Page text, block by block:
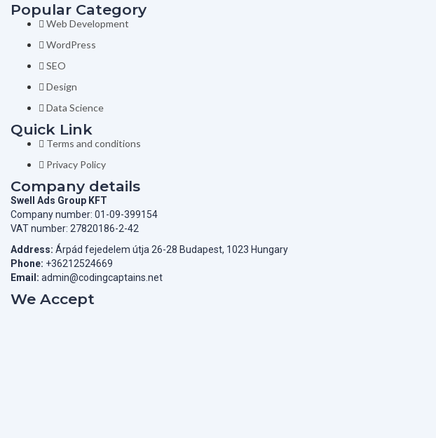
Popular Category
Web Development
WordPress
SEO
Design
Data Science
Quick Link
Terms and conditions
Privacy Policy
Company details
Swell Ads Group KFT
Company number: 01-09-399154
VAT number: 27820186-2-42
Address: Árpád fejedelem útja 26-28 Budapest, 1023 Hungary
Phone: +36212524669
Email: admin@codingcaptains.net
We Accept